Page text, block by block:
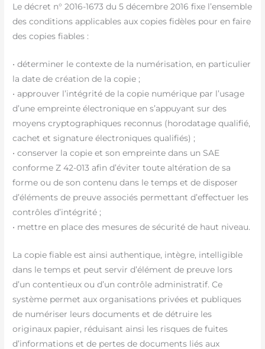
Le décret n° 2016-1673 du 5 décembre 2016 fixe l’ensemble
des conditions applicables aux copies fidèles pour en faire
des copies fiables :
• déterminer le contexte de la numérisation, en particulier
la date de création de la copie ;
• approuver l’intégrité de la copie numérique par l’usage
d’une empreinte électronique en s’appuyant sur des
moyens cryptographiques reconnus (horodatage qualifié,
cachet et signature électroniques qualifiés) ;
• conserver la copie et son empreinte dans un SAE
conforme Z 42-013 afin d’éviter toute altération de sa
forme ou de son contenu dans le temps et de disposer
d’éléments de preuve associés permettant d’effectuer les
contrôles d’intégrité ;
• mettre en place des mesures de sécurité de haut niveau.
La copie fiable est ainsi authentique, intègre, intelligible
dans le temps et peut servir d’élément de preuve lors
d’un contentieux ou d’un contrôle administratif. Ce
système permet aux organisations privées et publiques
de numériser leurs documents et de détruire les
originaux papier, réduisant ainsi les risques de fuites
d’informations et de pertes de documents liés aux